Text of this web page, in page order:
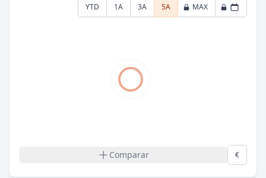
YTD 1A 3A 5A MAX
Comparar €